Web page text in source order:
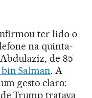
ter lido o
na quinta-
de 85
Salman. A
gesto claro:
Trump tratava